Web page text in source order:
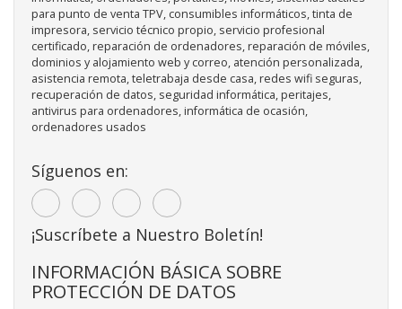
para punto de venta TPV, consumibles informáticos, tinta de
impresora, servicio técnico propio, servicio profesional
certificado, reparación de ordenadores, reparación de móviles,
dominios y alojamiento web y correo, atención personalizada,
asistencia remota, teletrabaja desde casa, redes wifi seguras,
recuperación de datos, seguridad informática, peritajes,
antivirus para ordenadores, informática de ocasión,
ordenadores usados
Síguenos en:
¡Suscríbete a Nuestro Boletín!
INFORMACIÓN BÁSICA SOBRE
PROTECCIÓN DE DATOS